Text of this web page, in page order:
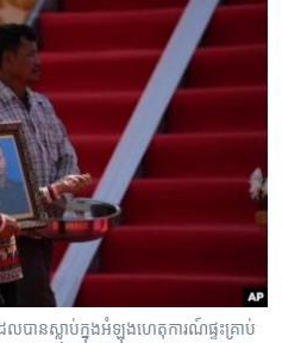
បាន​ស្លាប់​ក្នុង​អំឡុង​ហេតុការណ៍​ផ្ទះ​គ្រាប់​